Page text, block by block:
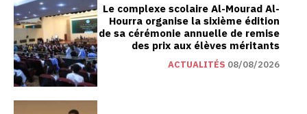
Le complexe scolaire Al-Mourad Al-
Hourra organise la sixième édition
de sa cérémonie annuelle de remise
des prix aux élèves méritants
ACTUALITÉS 08/08/2026